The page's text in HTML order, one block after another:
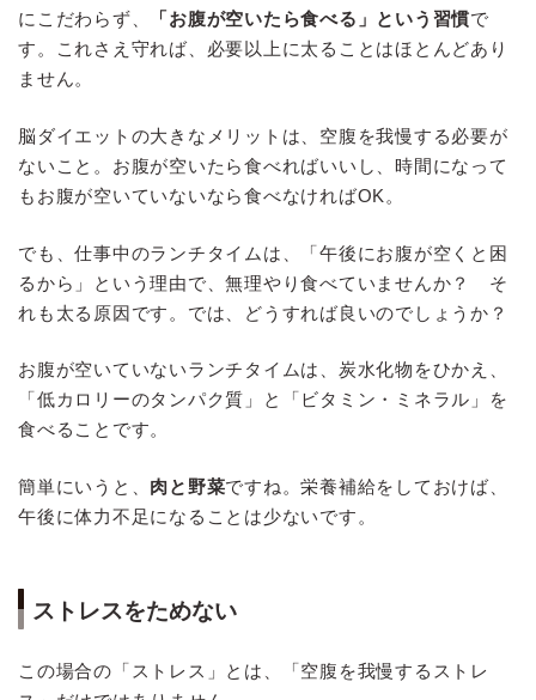
にこだわらず、
「お腹が空いたら食べる」という習慣で
す。これさえ守れば、必要以上に太ることはほとんどあり
ません。
脳ダイエットの大きなメリットは、空腹を我慢する必要が
ないこと。お腹が空いたら食べればいいし、時間になって
もお腹が空いていないなら食べなければOK。
でも、仕事中のランチタイムは、「午後にお腹が空くと困
るから」という理由で、無理やり食べていませんか？ そ
れも太る原因です。では、どうすれば良いのでしょうか？
お腹が空いていないランチタイムは、炭水化物をひかえ、
「低カロリーのタンパク質」と「ビタミン・ミネラル」を
食べることです。
簡単にいうと、 肉と野菜ですね。栄養補給をしておけば、
午後に体力不足になることは少ないです。
ストレスをためない
この場合の「ストレス」とは、「空腹を我慢するストレ